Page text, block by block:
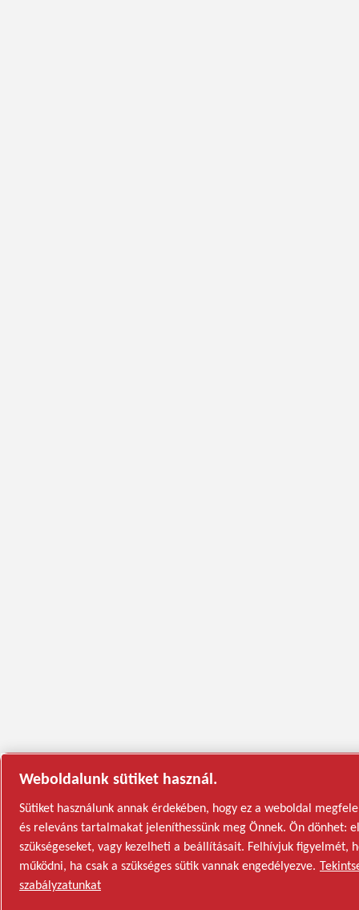
Weboldalunk sütiket használ.
Sütiket használunk annak érdekében, hogy ez a weboldal
és releváns tartalmakat jeleníthessünk meg Önnek. Ön dönhet:
szükségeseket, vagy kezelheti a beállításait. Felhívjuk figyelmét,
működni, ha csak a szükséges sütik vannak engedélyezve.
szabályzatunkat